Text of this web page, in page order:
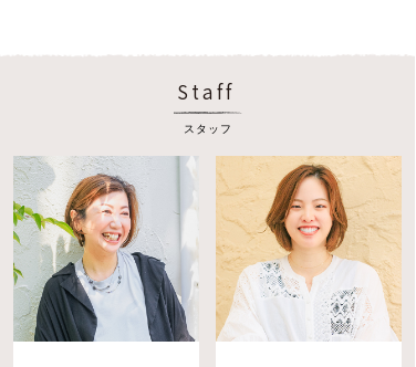
Staff
スタッフ